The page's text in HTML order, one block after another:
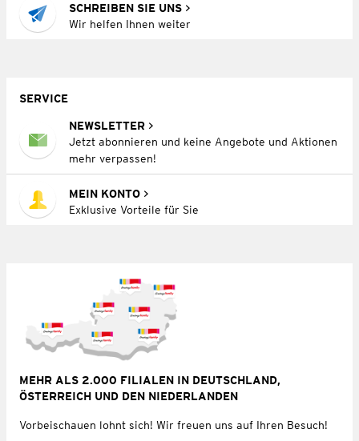
SCHREIBEN SIE UNS
Wir helfen Ihnen weiter
SERVICE
NEWSLETTER
Jetzt abonnieren und keine Angebote und Aktionen
mehr verpassen!
MEIN KONTO
Exklusive Vorteile für Sie
MEHR ALS 2.000 FILIALEN IN DEUTSCHLAND,
ÖSTERREICH UND DEN NIEDERLANDEN
Vorbeischauen lohnt sich! Wir freuen uns auf Ihren Besuch!